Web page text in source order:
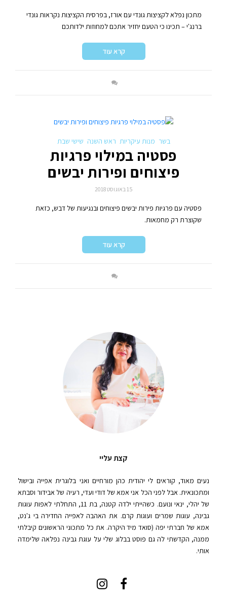
מתכון נפלא לקציצות גונדי עם אורז, בפרסית הקציצות נקראות גונדי
ברנג'י – תכינו כי הטעם יחזיר אתכם למחוזות ילדותכם
קרא עוד
בשר מנות עיקריות ראש השנה שישי שבת
פסטיה במילוי פרגיות
פיצוחים ופירות יבשים
15 באוגוסט 2018
פסטיה עם פרגיות פירות יבשים פיצוחים ובנגיעות של דבש, כזאת
שקוצרת רק מחמאות.
קרא עוד
קצת עליי
נעים מאוד, קוראים לי יהודית כהן מורחיים ואני בלוגרית אפייה ובישול
ומתכונאית. אבל לפני הכל אני אמא של דודי ועדי, רעיה של אבידור וסבתא
של יהלי, ינאי ונועם. כשהייתי ילדה קטנה, בת 11, התחלתי לאפות עוגות
גבינה, עוגות שמרים ועוגות קרם. את האהבה לאפייה החדירה בי ג'נט,
אמא של חברתי יפה (סואד מיד היקרה. את כל מתכוני הראשונים קיבלתי
ממנה, הקדשתי לה גם פוסט בבלוג שלי על עוגת גבינה נפלאה שלימדה
אותי.